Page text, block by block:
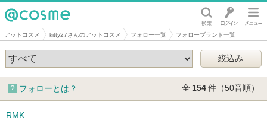
@cosme
アットコスメ kitty27さんのアットコスメ フォロー一覧 フォローブランド一覧
フォローとは？ 全 154件（50音順）
RMK